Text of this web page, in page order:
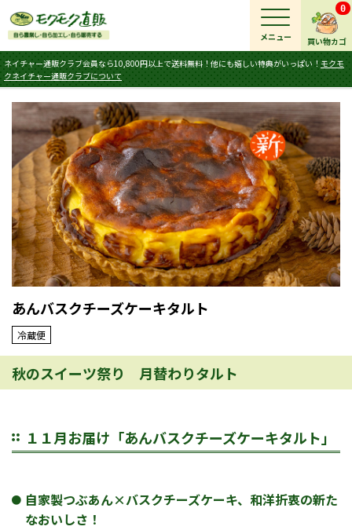
買い物カゴ
0
ネイチャー通販クラブ会員なら10,800円以上で送料無料！他にも嬉しい特典がいっぱい！ モクモ
クネイチャー通販クラブについて
メニュー
あんバスクチーズケーキタルト
冷蔵便
秋のスイーツ祭り 月替わりタルト
１１月お届け「あんバスクチーズケーキタルト」
自家製つぶあん×バスクチーズケーキ、和洋折衷の新た
なおいしさ！